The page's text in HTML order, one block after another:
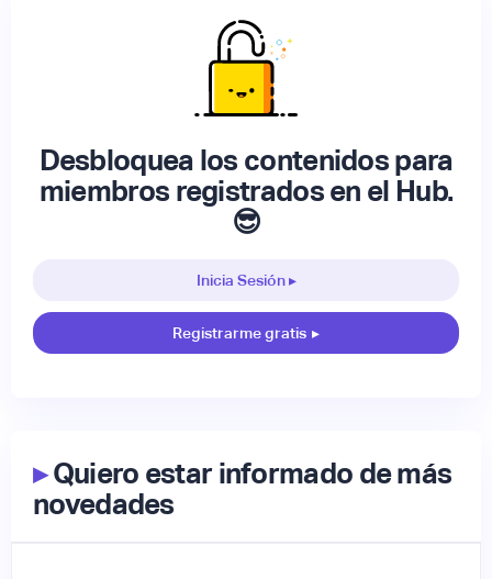
Desbloquea los contenidos para
miembros registrados en el Hub.
😎
Inicia Sesión ▸
Registrarme gratis ▸
▸Quiero estar informado de más
novedades